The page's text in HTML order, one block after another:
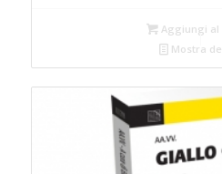
Aggiungi al
Mostra